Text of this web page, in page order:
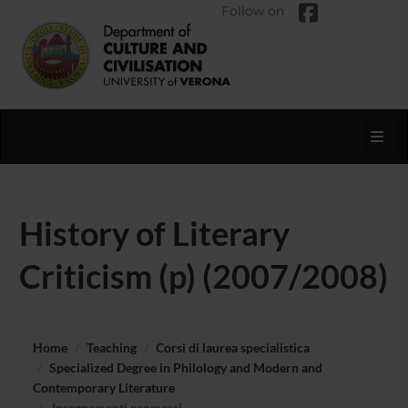
Follow on
History of Literary
Criticism (p) (2007/2008)
Home Teaching
Corsi di laurea specialistica
Specialized Degree in Philology and Modern and
Contemporary Literature